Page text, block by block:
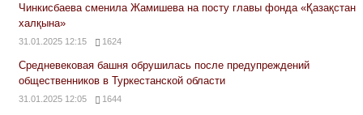
Чинкисбаева сменила Жамишева на посту главы фонда «Қазақстан
халқына»
31.01.2025 12:15 1624
Средневековая башня обрушилась после предупреждений
общественников в Туркестанской области
31.01.2025 12:05 1644